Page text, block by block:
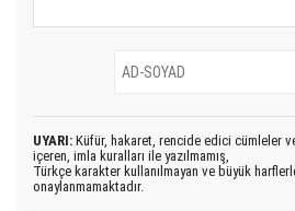
UYARI: Küfür, hakaret, rencide edici cümleler
içeren, imla kuralları ile yazılmamış,
Türkçe karakter kullanılmayan ve büyük
onaylanmamaktadır.